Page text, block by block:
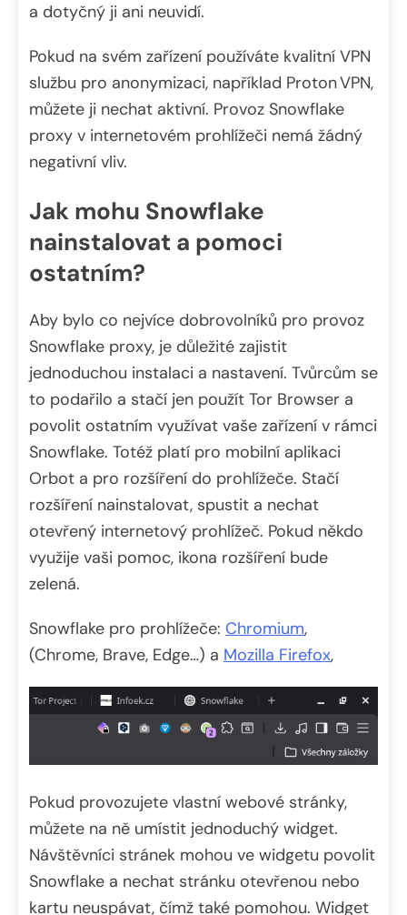
a dotyčný ji ani neuvidí.
Pokud na svém zařízení používáte kvalitní VPN
službu pro anonymizaci, například Proton VPN,
můžete ji nechat aktivní. Provoz Snowflake
proxy v internetovém prohlížeči nemá žádný
negativní vliv.
Jak mohu Snowflake
nainstalovat a pomoci
ostatním?
Aby bylo co nejvíce dobrovolníků pro provoz
Snowflake proxy, je důležité zajistit
jednoduchou instalaci a nastavení. Tvůrcům se
to podařilo a stačí jen použít Tor Browser a
povolit ostatním využívat vaše zařízení v rámci
Snowflake. Totéž platí pro mobilní aplikaci
Orbot a pro rozšíření do prohlížeče. Stačí
rozšíření nainstalovat, spustit a nechat
otevřený internetový prohlížeč. Pokud někdo
využije vaši pomoc, ikona rozšíření bude
zelená.
Snowflake pro prohlížeče: Chromium,
(Chrome, Brave, Edge…) a Mozilla Firefox,
Pokud provozujete vlastní webové stránky,
můžete na ně umístit jednoduchý widget.
Návštěvníci stránek mohou ve widgetu povolit
Snowflake a nechat stránku otevřenou nebo
kartu neuspávat, čímž také pomohou. Widget